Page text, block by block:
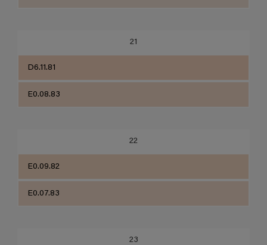
21
D6.11.81
E0.08.83
22
E0.09.82
E0.07.83
23